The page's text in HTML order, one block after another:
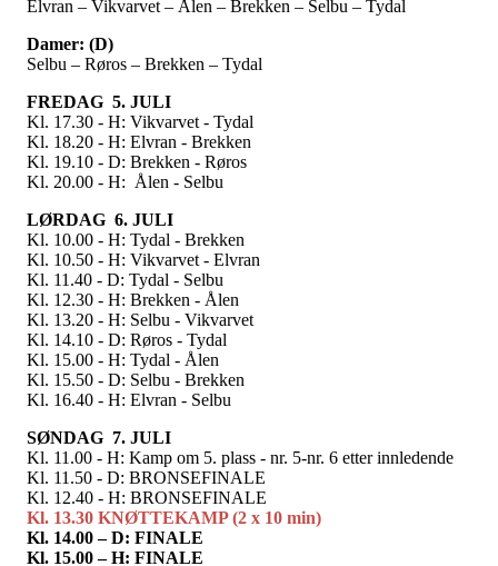
Elvran – Vikvarvet – Ålen – Brekken – Selbu – Tydal
Damer: (D)
Selbu – Røros – Brekken – Tydal
FREDAG 5. JULI
Kl. 17.30 - H: Vikvarvet - Tydal
Kl. 18.20 - H: Elvran - Brekken
Kl. 19.10 - D: Brekken - Røros
Kl. 20.00 - H: Ålen - Selbu
LØRDAG 6. JULI
Kl. 10.00 - H: Tydal - Brekken
Kl. 10.50 - H: Vikvarvet - Elvran
Kl. 11.40 - D: Tydal - Selbu
Kl. 12.30 - H: Brekken - Ålen
Kl. 13.20 - H: Selbu - Vikvarvet
Kl. 14.10 - D: Røros - Tydal
Kl. 15.00 - H: Tydal - Ålen
Kl. 15.50 - D: Selbu - Brekken
Kl. 16.40 - H: Elvran - Selbu
SØNDAG 7. JULI
Kl. 11.00 - H: Kamp om 5. plass - nr. 5-nr. 6 etter innledende
Kl. 11.50 - D: BRONSEFINALE
Kl. 12.40 - H: BRONSEFINALE
Kl. 13.30 KNØTTEKAMP (2 x 10 min)
Kl. 14.00 – D: FINALE
Kl. 15.00 – H: FINALE